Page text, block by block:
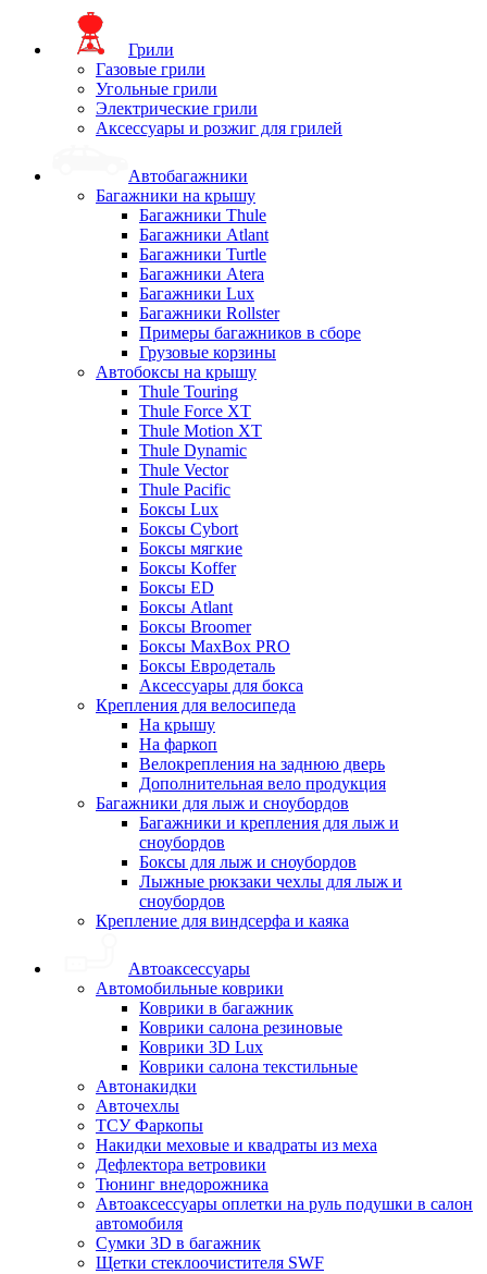
Грили
Газовые грили
Угольные грили
Электрические грили
Аксессуары и розжиг для грилей
Автобагажники
Багажники на крышу
Багажники Thule
Багажники Atlant
Багажники Turtle
Багажники Atera
Багажники Lux
Багажники Rollster
Примеры багажников в сборе
Грузовые корзины
Автобоксы на крышу
Thule Touring
Thule Force XT
Thule Motion XT
Thule Dynamic
Thule Vector
Thule Pacific
Боксы Lux
Боксы Cybort
Боксы мягкие
Боксы Koffer
Боксы ED
Боксы Atlant
Боксы Broomer
Боксы MaxBox PRO
Боксы Евродеталь
Аксессуары для бокса
Крепления для велосипеда
На крышу
На фаркоп
Велокрепления на заднюю дверь
Дополнительная вело продукция
Багажники для лыж и сноубордов
Багажники и крепления для лыж и
сноубордов
Боксы для лыж и сноубордов
Лыжные рюкзаки чехлы для лыж и
сноубордов
Крепление для виндсерфа и каяка
Автоаксессуары
Автомобильные коврики
Коврики в багажник
Коврики салона резиновые
Коврики 3D Lux
Коврики салона текстильные
Автонакидки
Авточехлы
ТСУ Фаркопы
Накидки меховые и квадраты из меха
Дефлектора ветровики
Тюнинг внедорожника
Автоаксессуары оплетки на руль подушки в салон
автомобиля
Сумки 3D в багажник
Щетки стеклоочистителя SWF